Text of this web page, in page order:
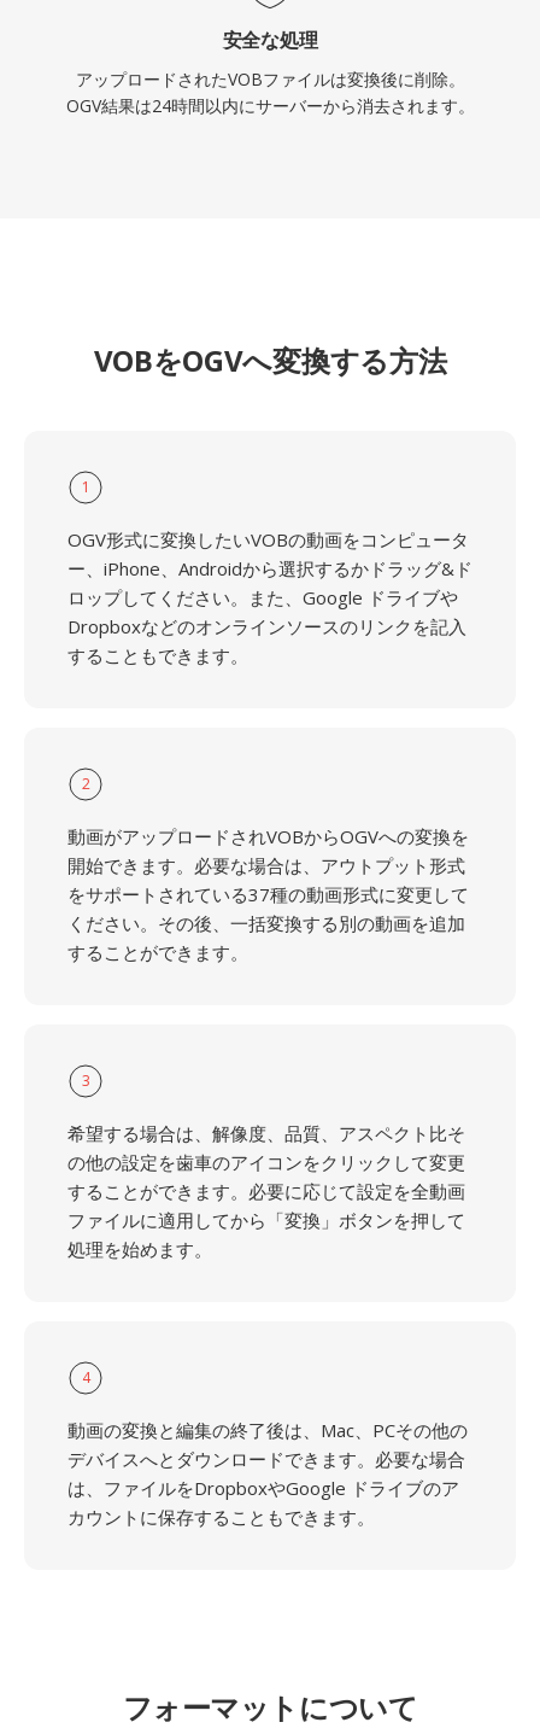
安全な処理
アップロードされたVOBファイルは変換後に削除。
OGV結果は24時間以内にサーバーから消去されます。
VOBをOGVへ変換する方法
1
OGV形式に変換したいVOBの動画をコンピュータ
ー、iPhone、Androidから選択するかドラッグ&ド
ロップしてください。また、Google ドライブや
Dropboxなどのオンラインソースのリンクを記入
することもできます。
2
動画がアップロードされVOBからOGVへの変換を
開始できます。必要な場合は、アウトプット形式
をサポートされている37種の動画形式に変更して
ください。その後、一括変換する別の動画を追加
することができます。
3
希望する場合は、解像度、品質、アスペクト比そ
の他の設定を歯車のアイコンをクリックして変更
することができます。必要に応じて設定を全動画
ファイルに適用してから「変換」ボタンを押して
処理を始めます。
4
動画の変換と編集の終了後は、Mac、PCその他の
デバイスへとダウンロードできます。必要な場合
は、ファイルをDropboxやGoogle ドライブのア
カウントに保存することもできます。
フォーマットについて